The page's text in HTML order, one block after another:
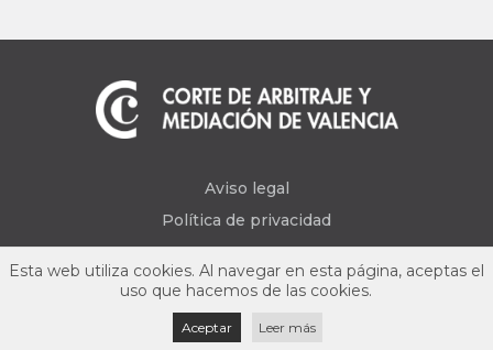
Aviso legal
Política de privacidad
Esta web utiliza cookies. Al navegar en esta página, aceptas el
uso que hacemos de las cookies.
Aceptar Leer más